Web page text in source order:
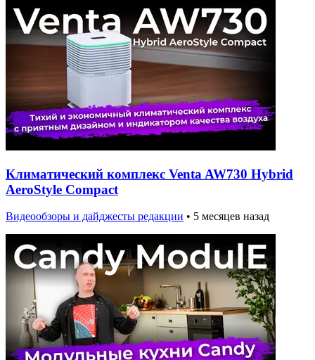
Климатический комплекс Venta AW730 Hybrid
AeroStyle Compact
Видеообзоры и дайджесты редакции • 5 месяцев назад